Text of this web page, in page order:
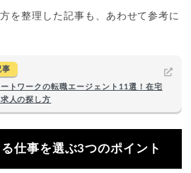
を整理した記事も、あわせて参考に
事
トワークの転職エージェント11選！在宅
人の探し方
仕事を選ぶ3つのポイント